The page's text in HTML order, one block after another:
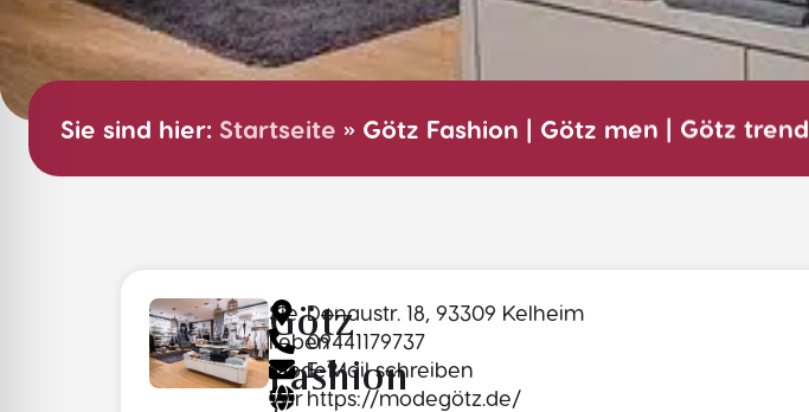
Sie sind hier: Startseite » Götz Fashion | Götz men | Götz trend
Götz
Fashion
Sie
lieben
Mode?
Wir
Donaustr. 18, 93309 Kelheim
09441179737
E-Mail schreiben
https://modegötz.de/